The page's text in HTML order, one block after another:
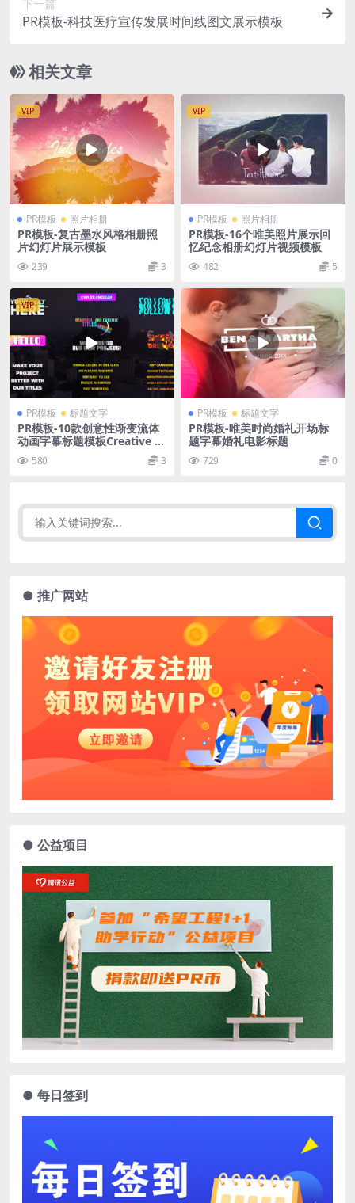
下一篇
PR模板-科技医疗宣传发展时间线图文展示模板
相关文章
VIP
PR模板 照片相册
PR模板-复古墨水风格相册照
片幻灯片展示模板
239 3
VIP
PR模板 照片相册
PR模板-16个唯美照片展示回
忆纪念相册幻灯片视频模板
482 5
VIP
PR模板 标题文字
PR模板-10款创意性渐变流体
动画字幕标题模板Creative G
580 3
PR模板 标题文字
PR模板-唯美时尚婚礼开场标
题字幕婚礼电影标题
729 0
● 推广网站
● 公益项目
● 每日签到